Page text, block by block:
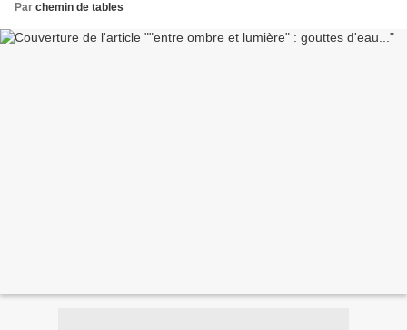
Par chemin de tables